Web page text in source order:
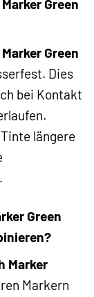
Green
Green
Dies
bei Kontakt
längere
Green
Marker
Markern